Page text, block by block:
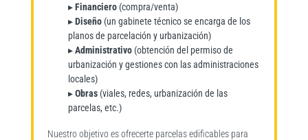
▸Financiero(compra/venta)
▸Diseño(un gabinete técnico se encarga de los
planos de parcelación y urbanización)
▸Administrativo(obtención del permiso de
urbanización y gestiones con las administraciones
locales)
▸Obras(viales, redes, urbanización de las
parcelas, etc.)
Nuestro objetivo es ofrecerte parcelas edificables para